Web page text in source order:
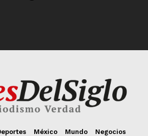
México Mundo
Negocios